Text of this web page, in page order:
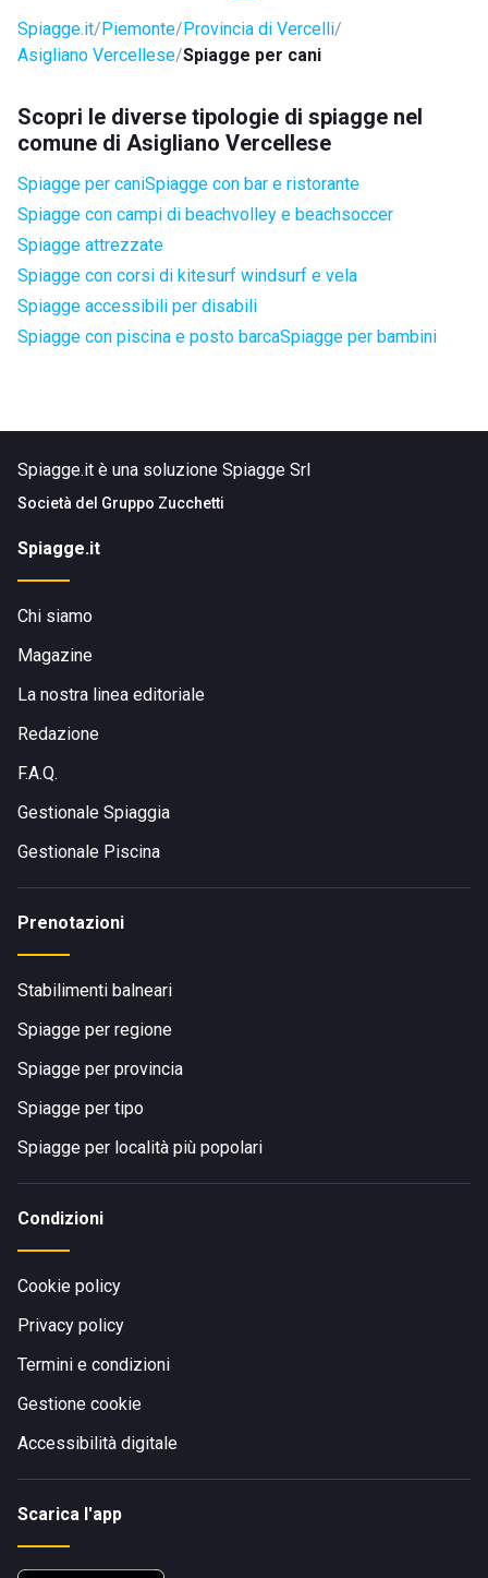
Spiagge.it Piemonte Provincia di Vercelli
Asigliano Vercellese Spiagge per cani
Scopri le diverse tipologie di spiagge nel
comune di Asigliano Vercellese
Spiagge per caniSpiagge con bar e ristorante
Spiagge con campi di beachvolley e beachsoccer
Spiagge attrezzate
Spiagge con corsi di kitesurf windsurf e vela
Spiagge accessibili per disabili
Spiagge con piscina e posto barcaSpiagge per bambini
Spiagge.it è una soluzione Spiagge Srl
Società del Gruppo Zucchetti
Spiagge.it
Chi siamo
Magazine
La nostra linea editoriale
Redazione
F.A.Q.
Gestionale Spiaggia
Gestionale Piscina
Prenotazioni
Stabilimenti balneari
Spiagge per regione
Spiagge per provincia
Spiagge per tipo
Spiagge per località più popolari
Condizioni
Cookie policy
Privacy policy
Termini e condizioni
Gestione cookie
Accessibilità digitale
Scarica l'app